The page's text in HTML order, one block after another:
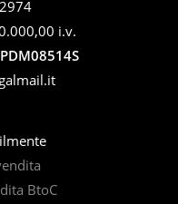
i.v.
BtoC